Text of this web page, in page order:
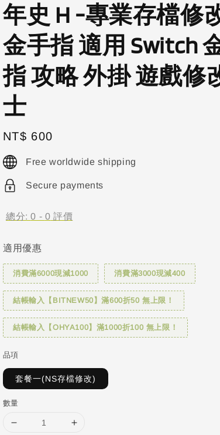
年史 H -專業存檔修
金手指 適用 Switch
指 攻略 外掛 遊戲修
士
Regular
price
NT$ 600
Free worldwide shipping
Secure payments
總分:0 - 0 評價
適用優惠
消費滿6000現減1000 消費滿3000現減400
結帳輸入【BITNEW50】滿600折50 無上限！
結帳輸入【OHYA100】滿1000折100 無上限！
品項
套餐一(NS存檔修改)
數量